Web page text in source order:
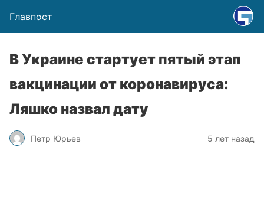
Главпост
В Украине стартует пятый этап
вакцинации от коронавируса:
Ляшко назвал дату
Петр Юрьев 5 лет назад